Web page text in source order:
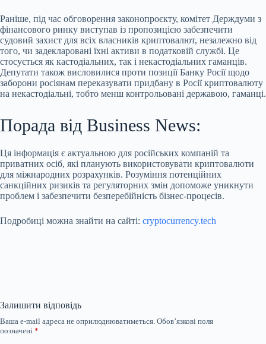
Раніше, під час обговорення законопроєкту, комітет Держдуми з
фінансового ринку виступав із пропозицією забезпечити
судовий захист для всіх власників криптовалют, незалежно від
того, чи задекларовані їхні активи в податковій службі. Це
стосується як кастодіальних, так і некастодіальних гаманців.
Депутати також висловилися проти позиції Банку Росії щодо
заборони росіянам переказувати придбану в Росії криптовалюту
на некастодіальні, тобто менш контрольовані державою, гаманці.
Порада від Business News:
Ця інформація є актуальною для російських компаній та
приватних осіб, які планують використовувати криптовалюти
для міжнародних розрахунків. Розуміння потенційних
санкційних ризиків та регуляторних змін допоможе уникнути
проблем і забезпечити безперебійність бізнес-процесів.
Подробиці можна знайти на сайті: cryptocurrency.tech
Залишити відповідь
Ваша e-mail адреса не оприлюднюватиметься. Обов’язкові поля
позначені *